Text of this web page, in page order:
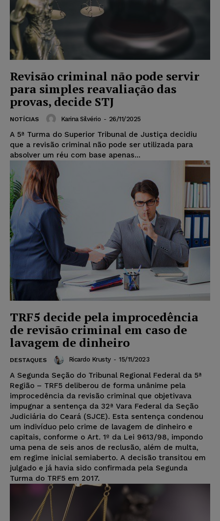
Revisão criminal não pode servir
para simples reavaliação das
provas, decide STJ
NOTÍCIAS Karina Silvério - 26/11/2025
A 5ª Turma do Superior Tribunal de Justiça decidiu
que a revisão criminal não pode ser utilizada para
absolver um réu com base apenas...
TRF5 decide pela improcedência
de revisão criminal em caso de
lavagem de dinheiro
DESTAQUES Ricardo Krusty - 15/11/2023
A Segunda Seção do Tribunal Regional Federal da 5ª
Região – TRF5 deliberou de forma unânime pela
improcedência da revisão criminal que objetivava
impugnar a sentença da 32ª Vara Federal da Seção
Judiciária do Ceará (SJCE). Esta sentença condenou
um indivíduo pelo crime de lavagem de dinheiro e
capitais, conforme o Art. 1º da Lei 9613/98, impondo
uma pena de seis anos de reclusão, além de multa,
em regime inicial semiaberto. A decisão transitou em
julgado e já havia sido confirmada pela Segunda
Turma do TRF5 em 2017.